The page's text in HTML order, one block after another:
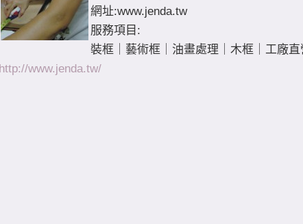
網址:www.jenda.tw
服務項目:
裝框｜藝術框｜油畫處理｜木框｜工廠
http://www.jenda.tw/